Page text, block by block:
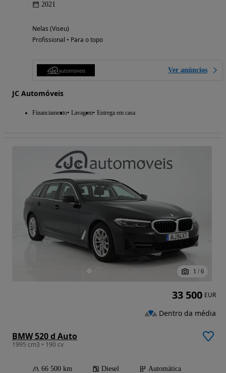
2021
Nelas (Viseu)
Profissional • Para o topo
Ver anúncios
JC Automóveis
Financiamento Lavagem Entrega em casa
1 / 6
BMW 520 d Auto
1995 cm3 • 190 cv
66 500 km Diesel
Automática
33 500 EUR
Dentro da média